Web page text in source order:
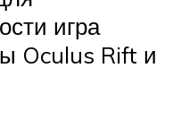
игра
Oculus Rift и